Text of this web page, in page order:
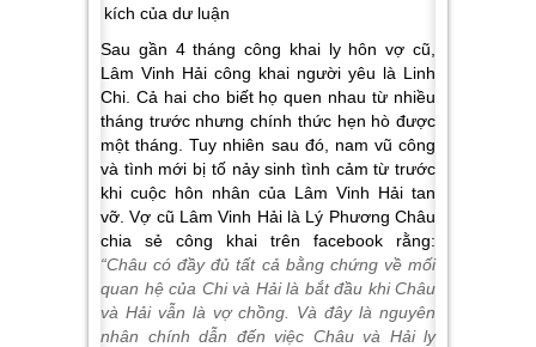
Sau gần 4 tháng công khai ly hôn vợ cũ,
Lâm Vinh Hải công khai người yêu là Linh
Chi. Cả hai cho biết họ quen nhau từ nhiều
tháng trước nhưng chính thức hẹn hò được
một tháng. Tuy nhiên sau đó, nam vũ công
và tình mới bị tố nảy sinh tình cảm từ trước
khi cuộc hôn nhân của Lâm Vinh Hải tan
vỡ. Vợ cũ Lâm Vinh Hải là Lý Phương Châu
chia sẻ công khai trên facebook rằng:
“Châu có đầy đủ tất cả bằng chứng về mối
quan hệ của Chi và Hải là bắt đầu khi Châu
và Hải vẫn là vợ chồng. Và đây là nguyên
nhân chính dẫn đến việc Châu và Hải ly